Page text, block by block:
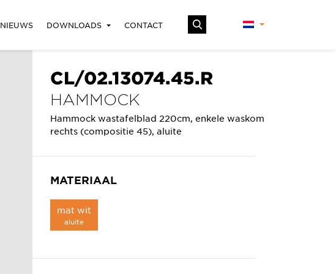
NIEUWS DOWNLOADS CONTACT
CL/02.13074.45.R
HAMMOCK
Hammock wastafelblad 220cm, enkele waskom
rechts (compositie 45), aluite
MATERIAAL
mat wit
aluite